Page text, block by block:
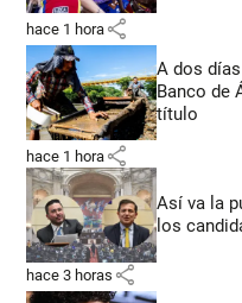
hace 1 hora share
A dos
Banco de
título
hace 1 hora share
Así va la
los
hace 3 horas share